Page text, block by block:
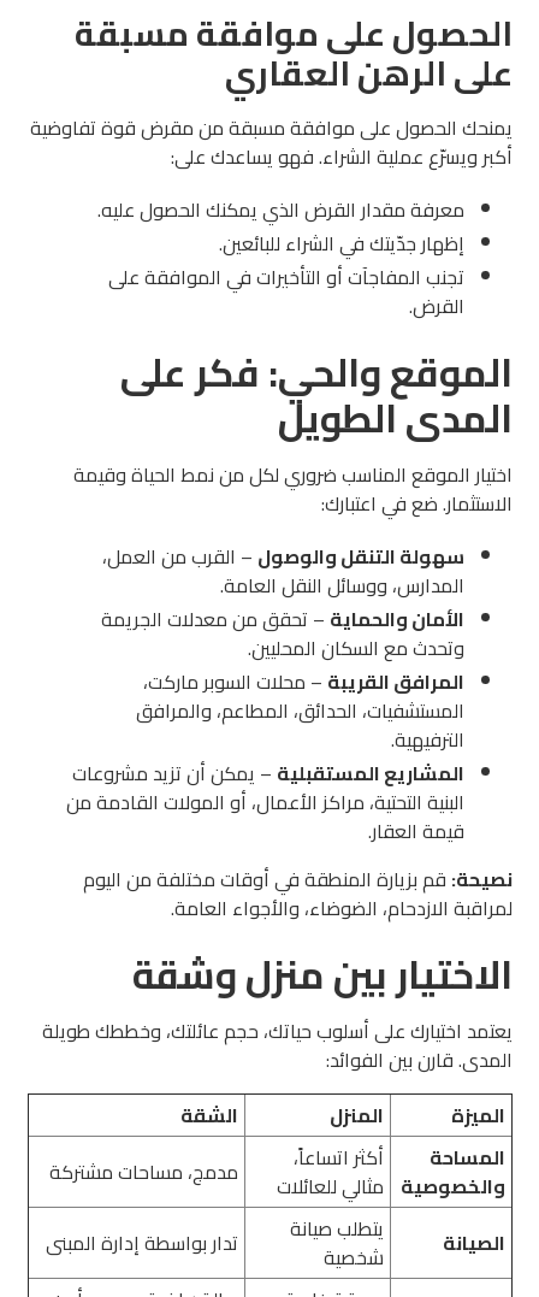
الحصول على موافقة مسبقة
على الرهن العقاري
يمنحك الحصول على موافقة مسبقة من مقرض قوة تفاوضية
أكبر ويسرّع عملية الشراء. فهو يساعدك على:
معرفة مقدار القرض الذي يمكنك الحصول عليه.
إظهار جدّيتك في الشراء للبائعين.
تجنب المفاجآت أو التأخيرات في الموافقة على
القرض.
الموقع والحي: فكر على
المدى الطويل
اختيار الموقع المناسب ضروري لكل من نمط الحياة وقيمة
الاستثمار. ضع في اعتبارك:
سهولة التنقل والوصول – القرب من العمل،
المدارس، ووسائل النقل العامة.
الأمان والحماية – تحقق من معدلات الجريمة
وتحدث مع السكان المحليين.
المرافق القريبة – محلات السوبر ماركت،
المستشفيات، الحدائق، المطاعم، والمرافق
الترفيهية.
المشاريع المستقبلية – يمكن أن تزيد مشروعات
البنية التحتية، مراكز الأعمال، أو المولات القادمة من
قيمة العقار.
نصيحة: قم بزيارة المنطقة في أوقات مختلفة من اليوم
لمراقبة الازدحام، الضوضاء، والأجواء العامة.
الاختيار بين منزل وشقة
يعتمد اختيارك على أسلوب حياتك، حجم عائلتك، وخططك طويلة
المدى. قارن بين الفوائد:
الميزة
المنزل
الشقة
المساحة
والخصوصية
أكثر اتساعاً،
مثالي للعائلات
مدمج، مساحات مشتركة
الصيانة
يتطلب صيانة
شخصية
تدار بواسطة إدارة المبنى